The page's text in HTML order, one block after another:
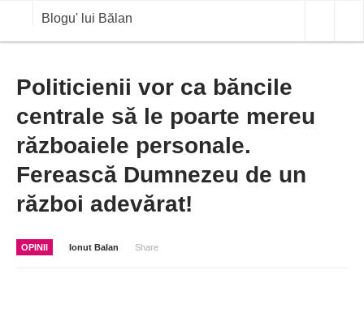
Blogu' lui Bălan
OPINII
ANALIZE
BLOG IN DIALOG
STIRI
CURS VALUTAR IN TIMP REAL
COMMODITIES
Politicienii vor ca băncile
centrale să le poarte mereu
războaiele personale.
Ferească Dumnezeu de un
război adevărat!
OPINII Ionut Balan Share